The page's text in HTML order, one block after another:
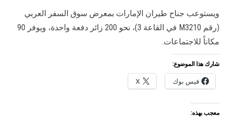
ويستوعب جناح طيران الإمارات بمعرض سوق السفر العربي
(رقم M3210
في القاعة 3)، نحو 200 زائر دفعة واحدة، ويوفر 90
مكاناً للاجتماعات.
شارك هذا الموضوع:
فيس بوك X
معجب بهذه: